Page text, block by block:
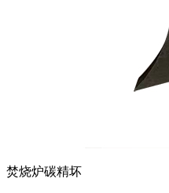
焚烧炉碳精坏